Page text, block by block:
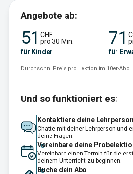
Angebote ab:
51 CHF
pro 30 Min.
für Kinder
71
für
Durchschn. Preis pro Lektion im 10er-Abo.
Und so funktioniert es:
Kontaktiere deine Lehrperson
Chatte mit deiner Lehrperson und
deine Fragen.
Vereinbare deine
Vereinbare einen Termin für die
deinem Unterricht zu beginnen.
Buche dein Abo